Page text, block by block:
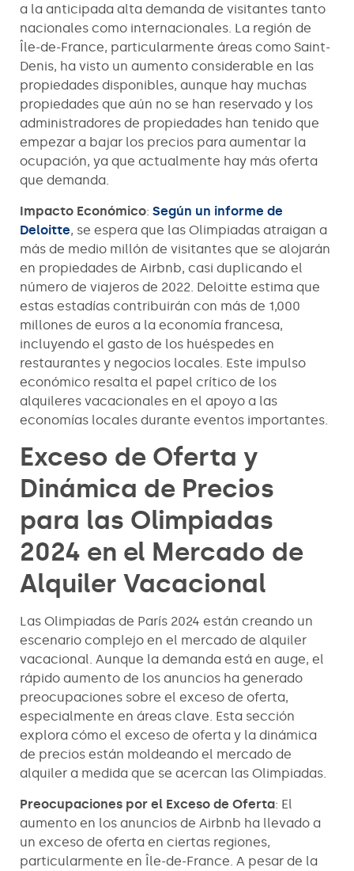
a la anticipada alta demanda de visitantes tanto
nacionales como internacionales. La región de
Île-de-France, particularmente áreas como Saint-
Denis, ha visto un aumento considerable en las
propiedades disponibles, aunque hay muchas
propiedades que aún no se han reservado y los
administradores de propiedades han tenido que
empezar a bajar los precios para aumentar la
ocupación, ya que actualmente hay más oferta
que demanda.
Impacto Económico: Según un informe de
Deloitte, se espera que las Olimpiadas atraigan a
más de medio millón de visitantes que se alojarán
en propiedades de Airbnb, casi duplicando el
número de viajeros de 2022. Deloitte estima que
estas estadías contribuirán con más de 1,000
millones de euros a la economía francesa,
incluyendo el gasto de los huéspedes en
restaurantes y negocios locales. Este impulso
económico resalta el papel crítico de los
alquileres vacacionales en el apoyo a las
economías locales durante eventos importantes.
Exceso de Oferta y
Dinámica de Precios
para las Olimpiadas
2024 en el Mercado de
Alquiler Vacacional
Las Olimpiadas de París 2024 están creando un
escenario complejo en el mercado de alquiler
vacacional. Aunque la demanda está en auge, el
rápido aumento de los anuncios ha generado
preocupaciones sobre el exceso de oferta,
especialmente en áreas clave. Esta sección
explora cómo el exceso de oferta y la dinámica
de precios están moldeando el mercado de
alquiler a medida que se acercan las Olimpiadas.
Preocupaciones por el Exceso de Oferta: El
aumento en los anuncios de Airbnb ha llevado a
un exceso de oferta en ciertas regiones,
particularmente en Île-de-France. A pesar de la